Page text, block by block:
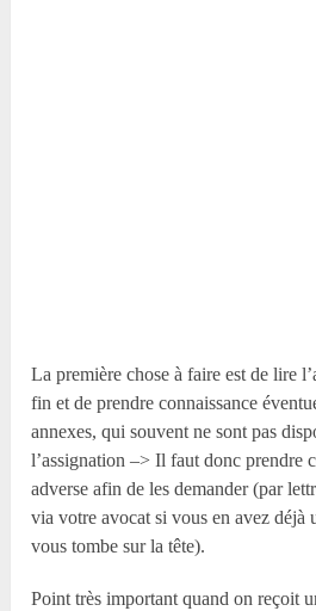
La première chose à faire est de lire
fin et de prendre connaissance
annexes, qui souvent ne sont pas
l’assignation –> Il faut donc prendre
adverse afin de les demander (par
via votre avocat si vous en avez déjà
vous tombe sur la tête).
Point très important quand on reçoit